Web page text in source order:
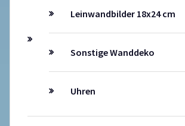
Leinwandbilder 18x24 cm
Sonstige Wanddeko
Uhren